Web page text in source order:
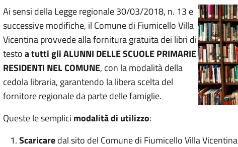
Ai sensi della Legge regionale 30/03/2018, n. 13 e
successive modifiche, il Comune di Fiumicello Villa
Vicentina provvede alla fornitura gratuita dei libri di
testoa tutti gli ALUNNI DELLE SCUOLE PRIMARIE
RESIDENTI NEL COMUNE, con la modalità della
cedola libraria, garantendo la libera scelta del
fornitore regionale da parte delle famiglie.
Queste le semplici modalità di utilizzo:
Scaricaredal sito del Comune di Fiumicello Villa Vicentina